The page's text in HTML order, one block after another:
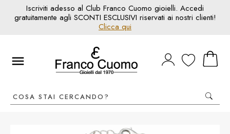
Iscriviti adesso al Club Franco Cuomo gioielli. Accedi
gratuitamente agli SCONTI ESCLUSIVI riservati ai nostri clienti!
Clicca qui